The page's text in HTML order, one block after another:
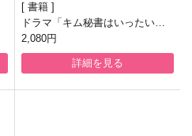
書籍
ドラマ「キム秘書はいったい、
なぜ？」漫画(1~6巻)
2,080円
詳細を見る